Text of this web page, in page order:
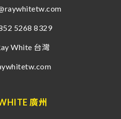
5268 8329
White 台灣
廣州